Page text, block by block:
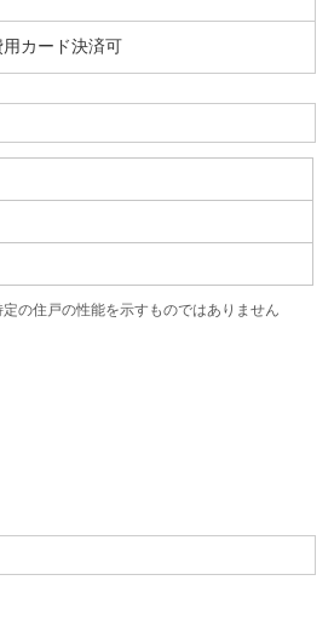
カード決済可
の住戸の性能を示すものではありません